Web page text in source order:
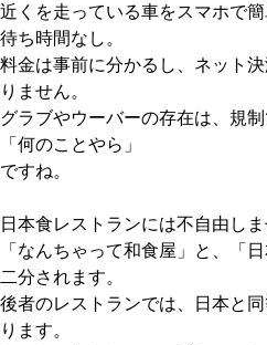
近くを走っている車をスマホで
待ち時間なし。
料金は事前に分かるし、ネット
りません。
グラブやウーバーの存在は、規
「何のことやら」
ですね。
日本食レストランには不自由しま
「なんちゃって和食屋」と、「
二分されます。
後者のレストランでは、日本と
ります。